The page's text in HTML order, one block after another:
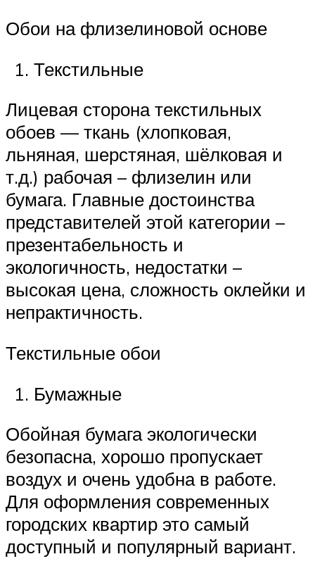
Обои на флизелиновой основе
Текстильные
Лицевая сторона текстильных
обоев — ткань (хлопковая,
льняная, шерстяная, шёлковая и
т.д.) рабочая – флизелин или
бумага. Главные достоинства
представителей этой категории –
презентабельность и
экологичность, недостатки –
высокая цена, сложность оклейки и
непрактичность.
Текстильные обои
Бумажные
Обойная бумага экологически
безопасна, хорошо пропускает
воздух и очень удобна в работе.
Для оформления современных
городских квартир это самый
доступный и популярный вариант.